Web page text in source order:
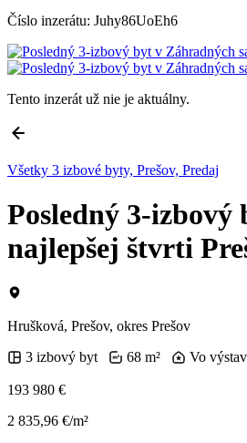
Číslo inzerátu: Juhy86UoEh6
Tento inzerát už nie je aktuálny.
Všetky 3 izbové byty, Prešov, Predaj
Posledný 3-
najlepšej štvrti
Hrušková, Prešov, okres Prešov
3 izbový byt
68 m² Vo
193 980 €
2 835,96 €/m²